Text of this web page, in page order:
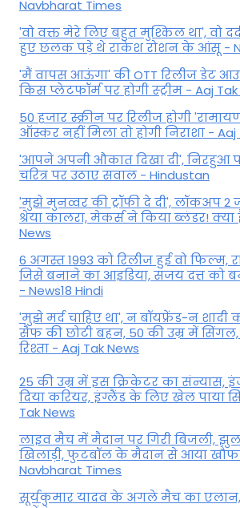
Navbharat Times
'वो वक्त मेरे लिए बहुत मुश्किल था', वो
हुए छलक पड़े थे राकेश रोशन के आंसू -
'मैं वापस आऊंगा' की OTT रिलीज डेट
किस प्लेटफॉर्म पर होगी स्ट्रीम - Aaj
50 हजार स्क्रीन पर रिलीज होगी
ऑस्कर नहीं मिला तो होगी निराशा - Aaj
'आपने अपनी औकात दिखा दी', निरहुआ
चरित्र पर उठाए सवाल - Hindustan
'मुझे मुनव्वर की ट्रॉफी दे दी', लॉकअप 2
श्रेया कालरा, मेकर्स ने किया ब्लंडर!
News
6 अगस्त 1993 को रिलीज हुई वो फिल्म,
जिसे बनाने का आइडिया, संजय दत्त को
- News18 Hindi
'मुझे मर्द चाहिए था', न बॉयफ्रेंड-न शादी
सैफ की छोटी बहन, 50 की उम्र में सिंगल,
रिश्ता - Aaj Tak News
25 की उम्र में इस क्रिकेटर का संन्यास,
दिया करियर, इंग्लैंड के लिए खेल पाया
Tak News
लाइव मैच में मैदान पर गिरी बिजली,
खिलाड़ी, फुटबॉल के मैदान से आया
Navbharat Times
सूर्यकुमार यादव के अगले मैच का